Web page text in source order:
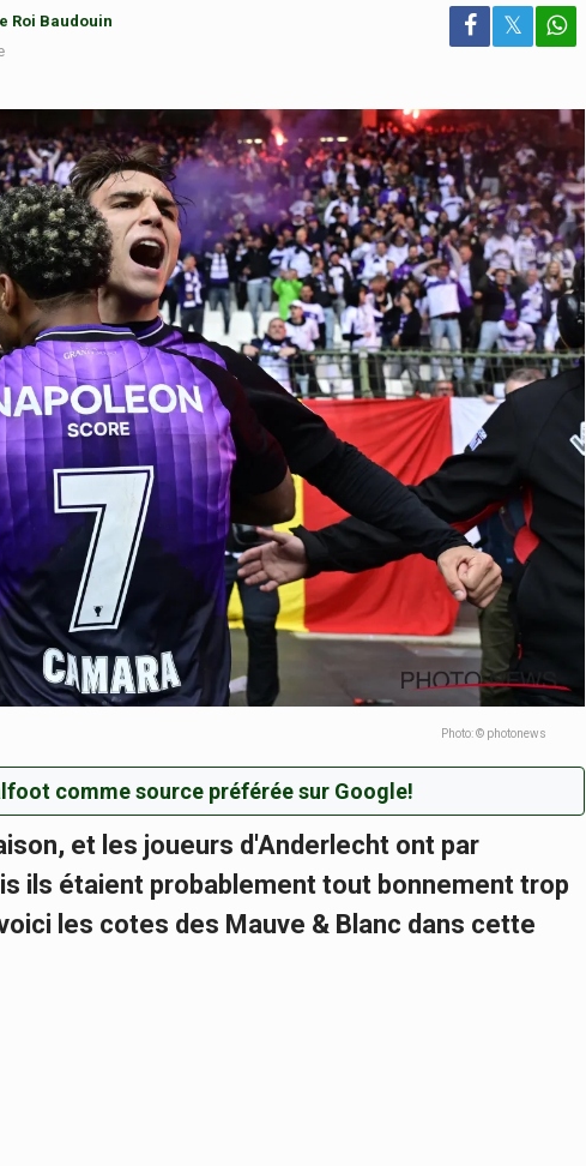
Roi Baudouin
𝕏
Photo: © photonews
comme source préférée sur Google!
et les joueurs d'Anderlecht ont par
ils étaient probablement tout bonnement trop
les cotes des Mauve & Blanc dans cette